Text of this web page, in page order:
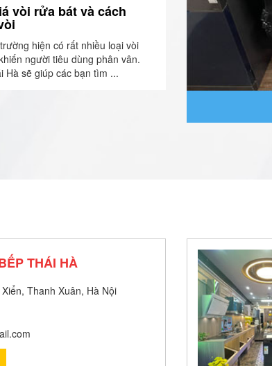
vòi rửa bát và cách
hiện có rất nhiều loại vòi
người tiêu dùng phân vân.
Hà sẽ giúp các bạn tìm ...
THÁI HÀ
Thanh Xuân, Hà Nội